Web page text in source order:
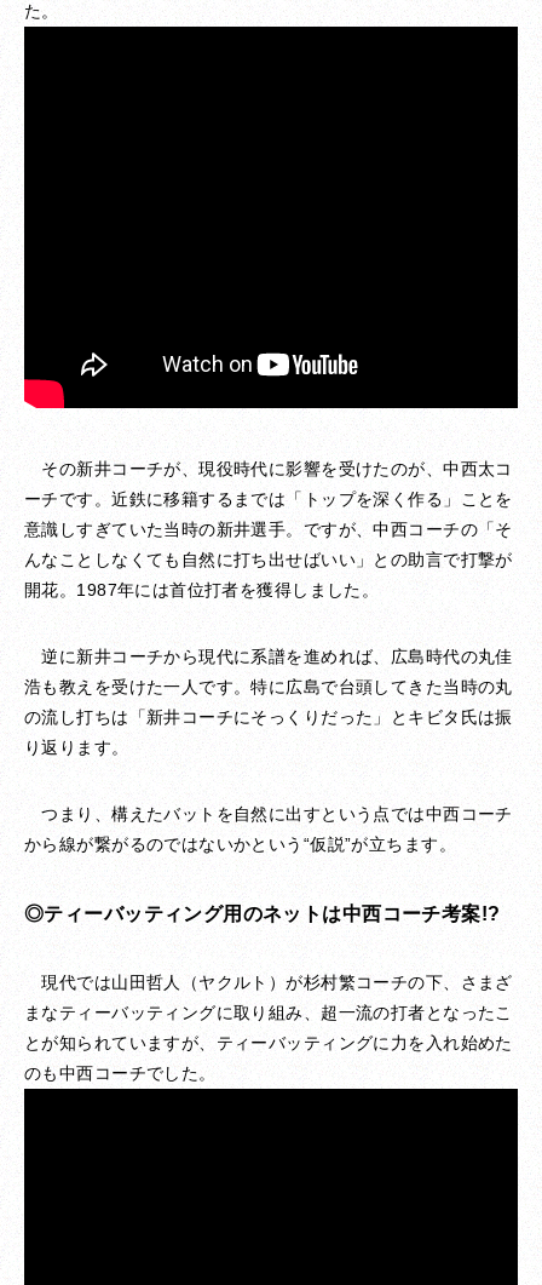
た。
その新井コーチが、現役時代に影響を受けたのが、中西太コ
ーチです。近鉄に移籍するまでは「トップを深く作る」ことを
意識しすぎていた当時の新井選手。ですが、中西コーチの「そ
んなことしなくても自然に打ち出せばいい」との助言で打撃が
開花。1987年には首位打者を獲得しました。
逆に新井コーチから現代に系譜を進めれば、広島時代の丸佳
浩も教えを受けた一人です。特に広島で台頭してきた当時の丸
の流し打ちは「新井コーチにそっくりだった」とキビタ氏は振
り返ります。
つまり、構えたバットを自然に出すという点では中西コーチ
から線が繋がるのではないかという“仮説”が立ちます。
◎ティーバッティング用のネットは中西コーチ考案!?
現代では山田哲人（ヤクルト）が杉村繁コーチの下、さまざ
まなティーバッティングに取り組み、超一流の打者となったこ
とが知られていますが、ティーバッティングに力を入れ始めた
のも中西コーチでした。